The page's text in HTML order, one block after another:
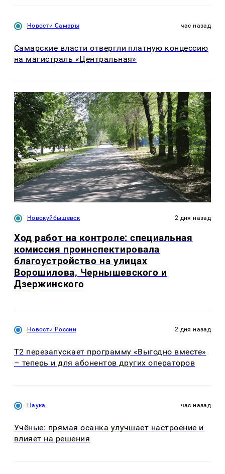
Новости Самары час назад
Самарские власти отвергли платную концессию
на магистраль «Центральная»
Новокуйбышевск 2 дня назад
Ход работ на контроле: специальная
комиссия проинспектировала
благоустройство на улицах
Ворошилова, Чернышевского и
Дзержинского
Новости России 2 дня назад
Т2 перезапускает программу «Выгодно вместе»
– теперь и для абонентов других операторов
Наука час назад
Учёные: прямая осанка улучшает настроение и
влияет на решения